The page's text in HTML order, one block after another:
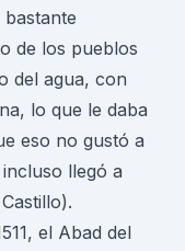
de los pueblos
del agua, con
lo que le daba
eso no gustó a
llegó a
el Abad del